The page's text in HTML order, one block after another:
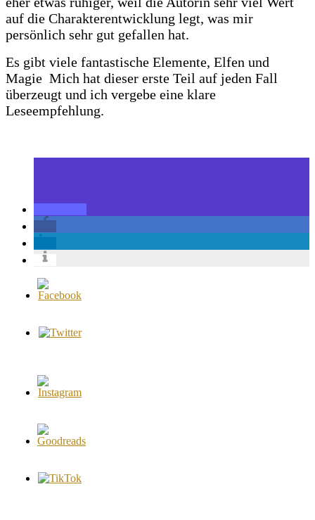
auf die Charakterentwicklung legt, was mir
persönlich sehr gut gefallen hat.
Es gibt viele fantastische Elemente, Elfen und
Magie Mich hat dieser erste Teil auf jeden Fall
überzeugt und ich vergebe eine klare
Leseempfehlung.